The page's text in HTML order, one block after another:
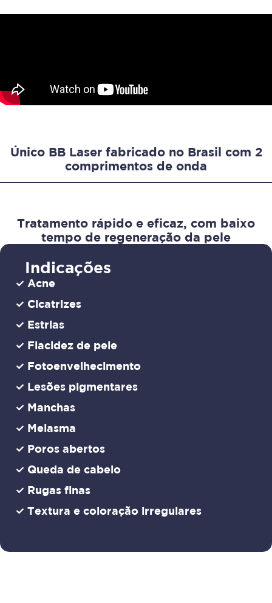
Único BB Laser fabricado no Brasil com 2
comprimentos de onda
Tratamento rápido e eficaz, com baixo
tempo de regeneração da pele
Indicações
Acne
Cicatrizes
Estrias
Flacidez de pele
Fotoenvelhecimento
Lesões pigmentares
Manchas
Melasma
Poros abertos
Queda de cabelo
Rugas finas
Textura e coloração irregulares